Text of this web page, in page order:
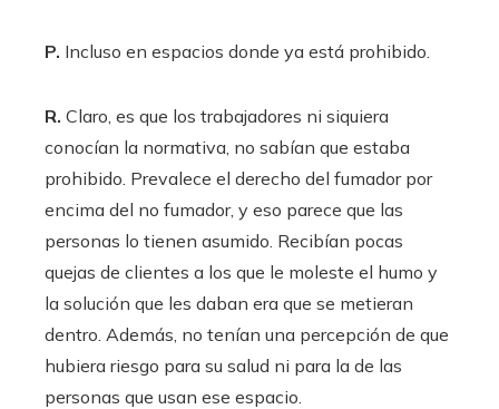
P. Incluso en espacios donde ya está prohibido.
R. Claro, es que los trabajadores ni siquiera
conocían la normativa, no sabían que estaba
prohibido. Prevalece el derecho del fumador por
encima del no fumador, y eso parece que las
personas lo tienen asumido. Recibían pocas
quejas de clientes a los que le moleste el humo y
la solución que les daban era que se metieran
dentro. Además, no tenían una percepción de que
hubiera riesgo para su salud ni para la de las
personas que usan ese espacio.